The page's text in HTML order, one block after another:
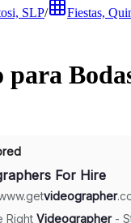
SLP/ Fiestas,